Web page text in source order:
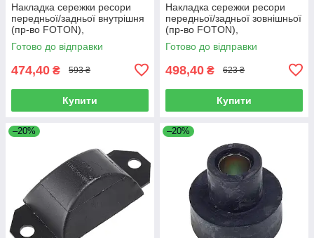
Накладка сережки ресори
передньої/задньої внутрішня
(пр-во FOTON),
L1292150200A0
Готово до відправки
474,40 ₴ 593 ₴
Купити
Накладка сережки ресори
передньої/задньої зовнішньої
(пр-во FOTON),
L1292150100A0
Готово до відправки
498,40 ₴ 623 ₴
Купити
–20% –20%